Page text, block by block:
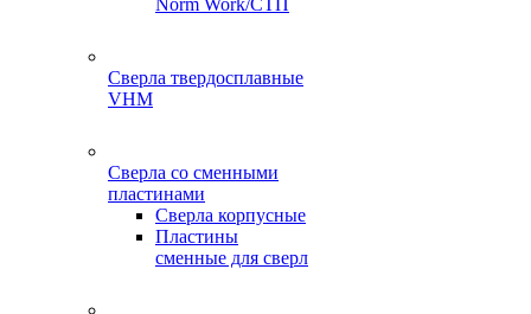
Norm Work/СТП
Сверла твердосплавные
VHM
Сверла со сменными
пластинами
Сверла корпусные
Пластины
сменные для сверл